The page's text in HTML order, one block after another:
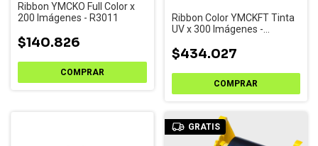
Ribbon YMCKO Full Color x
200 Imágenes - R3011
$140.826
Ribbon Color YMCKFT Tinta
UV x 300 Imágenes -
$434.027
GRATIS